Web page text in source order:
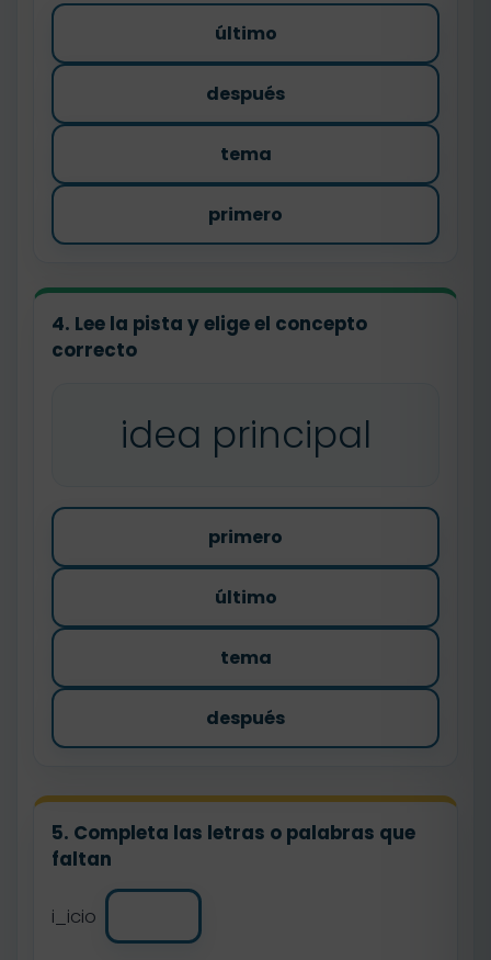
último
después
tema
primero
4. Lee la pista y elige el concepto
correcto
idea principal
primero
último
tema
después
5. Completa las letras o palabras que
faltan
i_icio